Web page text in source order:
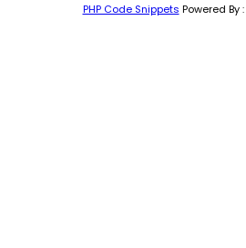
PHP Code Snippets Powered By :